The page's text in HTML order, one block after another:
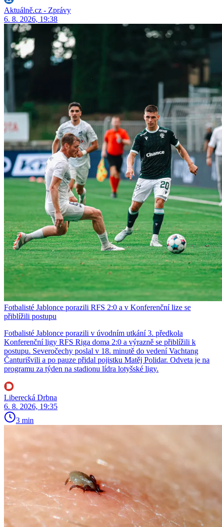
Aktuálně.cz - Zprávy
6. 8. 2026, 19:38
Fotbalisté Jablonce porazili RFS 2:0 a v Konferenční lize se
přiblížili postupu
Fotbalisté Jablonce porazili v úvodním utkání 3. předkola
Konferenční ligy RFS Riga doma 2:0 a výrazně se přiblížili k
postupu. Severočechy poslal v 18. minutě do vedení Vachtang
Čanturišvili a po pauze přidal pojistku Matěj Polidar. Odveta je na
programu za týden na stadionu lídra lotyšské ligy.
Liberecká Drbna
6. 8. 2026, 19:35
3 min